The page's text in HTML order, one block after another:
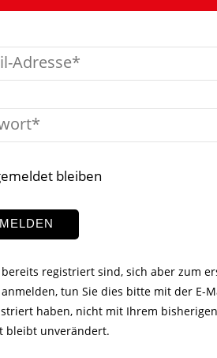
Adresse
bleiben
bereits registriert sind, sich aber zum
tun Sie dies bitte mit der E-
haben, nicht mit Ihrem
bleibt unverändert.